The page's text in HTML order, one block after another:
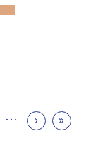
… › »